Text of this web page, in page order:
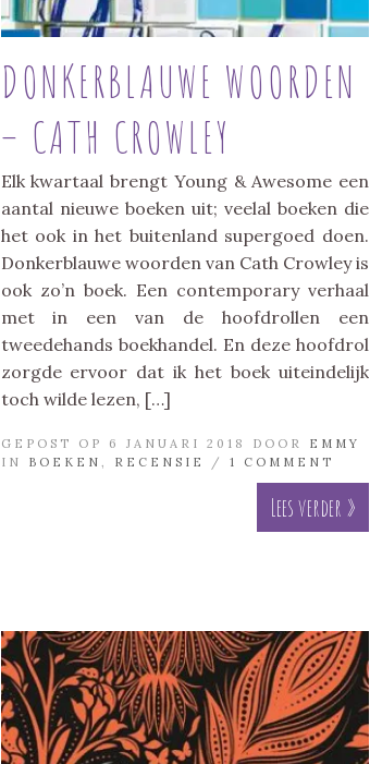
DONKERBLAUWE WOORDEN
– CATH CROWLEY
Elk kwartaal brengt Young & Awesome een
aantal nieuwe boeken uit; veelal boeken die
het ook in het buitenland supergoed doen.
Donkerblauwe woorden van Cath Crowley is
ook zo’n boek. Een contemporary verhaal
met in een van de hoofdrollen een
tweedehands boekhandel. En deze hoofdrol
zorgde ervoor dat ik het boek uiteindelijk
toch wilde lezen, […]
GEPOST OP 6 JANUARI 2018 DOOR
EMMY
IN
BOEKEN RECENSIE / 1 COMMENT
Lees verder »